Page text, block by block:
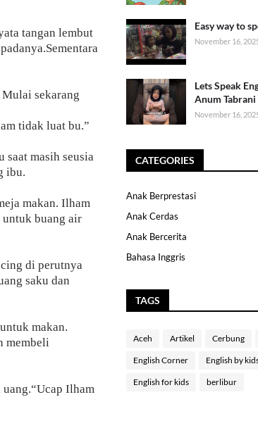
tangan lembut
sekarang
tidak luat bu.”
saat masih seusia
ibu.
makan. Ilham
buang air
di perutnya
saku dan
makan.
membeli
Ilham
Easy way to
November 16,
Lets Speak
Anum Tabrani
November 16,
CATEGORIES
Anak Berprestasi
Anak Cerdas
Anak Bercerita
Bahasa Inggris
TAGS
Aceh Artikel Cerbung
English Corner English by
English for kids berlibur